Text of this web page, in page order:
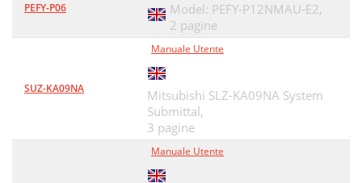
PEFY-P06
Model: PEFY-P12NMAU-E2,
2 pagine
SUZ-KA09NA
Manuale Utente
Mitsubishi SLZ-KA09NA System
Submittal,
3 pagine
Manuale Utente